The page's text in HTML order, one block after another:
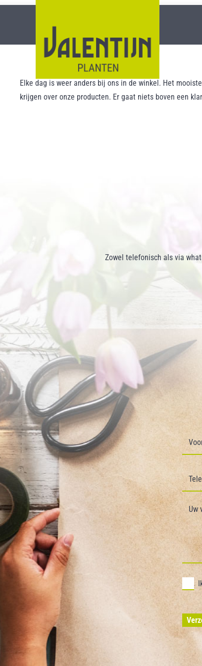
Elke dag is weer anders bij ons in de winkel. Het
krijgen over onze producten. Er gaat niets boven een
Zowel telefonisch als via